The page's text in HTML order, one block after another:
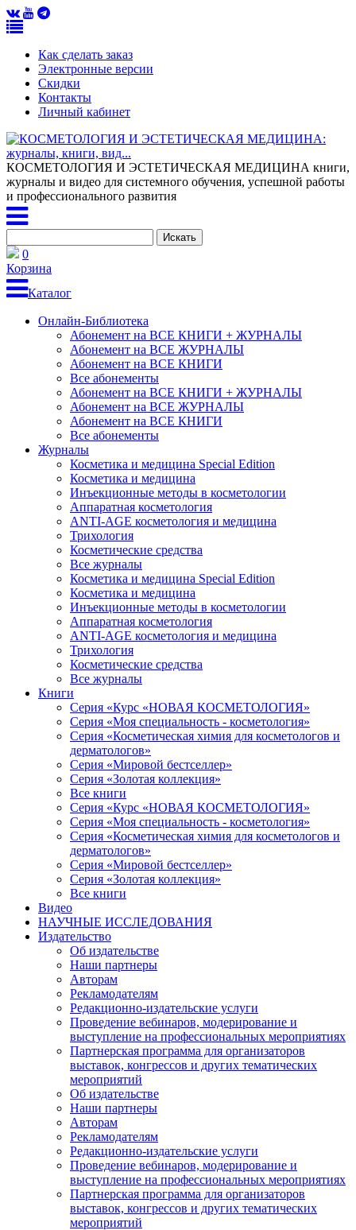
Как сделать заказ
Электронные версии
Скидки
Контакты
Личный кабинет
КОСМЕТОЛОГИЯ И ЭСТЕТИЧЕСКАЯ МЕДИЦИНА книги,
журналы и видео для системного обучения, успешной работы
и профессионального развития
0
Корзина
Каталог
Онлайн-Библиотека
Абонемент на ВСЕ КНИГИ + ЖУРНАЛЫ
Абонемент на ВСЕ ЖУРНАЛЫ
Абонемент на ВСЕ КНИГИ
Все абонементы
Абонемент на ВСЕ КНИГИ + ЖУРНАЛЫ
Абонемент на ВСЕ ЖУРНАЛЫ
Абонемент на ВСЕ КНИГИ
Все абонементы
Журналы
Косметика и медицина Special Edition
Косметика и медицина
Инъекционные методы в косметологии
Аппаратная косметология
ANTI-AGE косметология и медицина
Трихология
Косметические средства
Все журналы
Косметика и медицина Special Edition
Косметика и медицина
Инъекционные методы в косметологии
Аппаратная косметология
ANTI-AGE косметология и медицина
Трихология
Косметические средства
Все журналы
Книги
Серия «Курс «НОВАЯ КОСМЕТОЛОГИЯ»
Серия «Моя специальность - косметология»
Серия «Косметическая химия для косметологов и
дерматологов»
Серия «Мировой бестселлер»
Серия «Золотая коллекция»
Все книги
Серия «Курс «НОВАЯ КОСМЕТОЛОГИЯ»
Серия «Моя специальность - косметология»
Серия «Косметическая химия для косметологов и
дерматологов»
Серия «Мировой бестселлер»
Серия «Золотая коллекция»
Все книги
Видео
НАУЧНЫЕ ИССЛЕДОВАНИЯ
Издательство
Об издательстве
Наши партнеры
Авторам
Рекламодателям
Редакционно-издательские услуги
Проведение вебинаров, модерирование и
выступление на профессиональных мероприятиях
Партнерская программа для организаторов
выставок, конгрессов и других тематических
мероприятий
Об издательстве
Наши партнеры
Авторам
Рекламодателям
Редакционно-издательские услуги
Проведение вебинаров, модерирование и
выступление на профессиональных мероприятиях
Партнерская программа для организаторов
выставок, конгрессов и других тематических
мероприятий